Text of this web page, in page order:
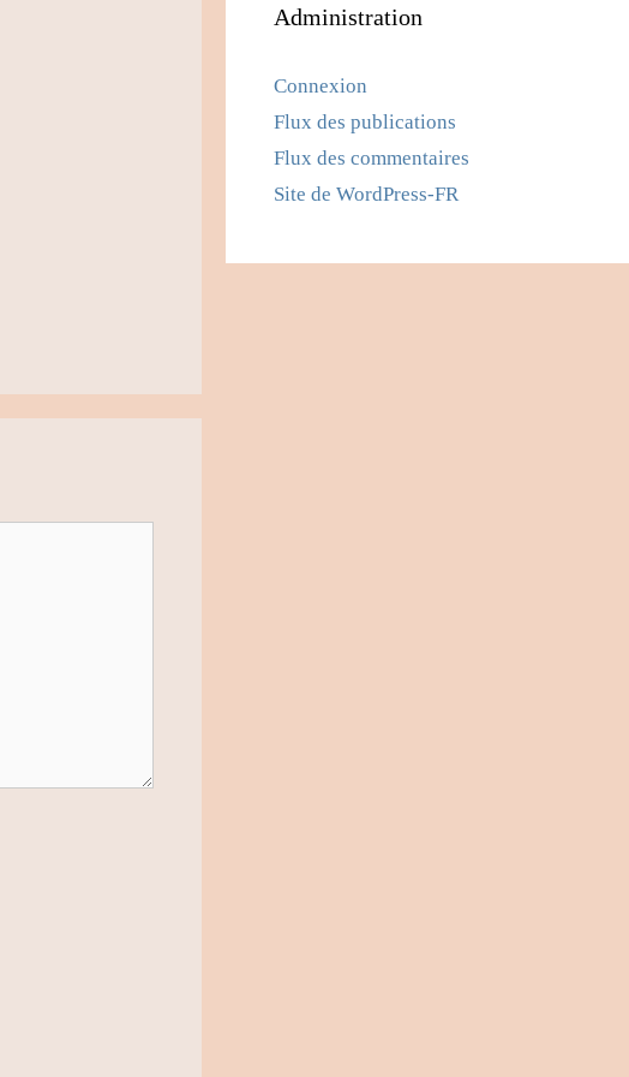
Administration
Connexion
Flux des publications
Flux des commentaires
Site de WordPress-FR